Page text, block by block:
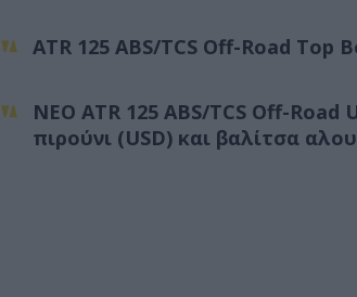
ATR 125 ABS/TCS Off-Road
ΝΕΟ ATR 125 ABS/TCS Off-
πιρούνι (USD) και βαλίτσα